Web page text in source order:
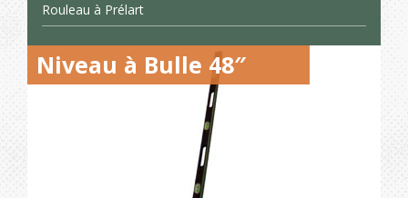
Rouleau à Prélart
Niveau à Bulle 48″